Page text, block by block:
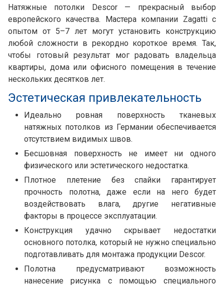
Натяжные потолки Descor — прекрасный выбор
европейского качества. Мастера компании Zagatti с
опытом от 5–7 лет могут установить конструкцию
любой сложности в рекордно короткое время. Так,
чтобы готовый результат мог радовать владельца
квартиры, дома или офисного помещения в течение
нескольких десятков лет.
Эстетическая привлекательность
Идеально ровная поверхность тканевых
натяжных потолков из Германии обеспечивается
отсутствием видимых швов.
Бесшовная поверхность не имеет ни одного
физического или эстетического недостатка.
Плотное плетение без спайки гарантирует
прочность полотна, даже если на него будет
воздействовать влага, другие негативные
факторы в процессе эксплуатации.
Конструкция удачно скрывает недостатки
основного потолка, который не нужно специально
подготавливать для монтажа продукции Descor.
Полотна предусматривают возможность
нанесение рисунка с помощью специального